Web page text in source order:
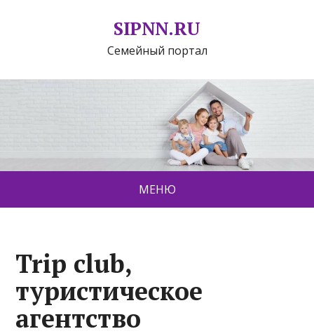
SIPNN.RU
Семейный портал
МЕНЮ
Trip club,
туристическое
агентство